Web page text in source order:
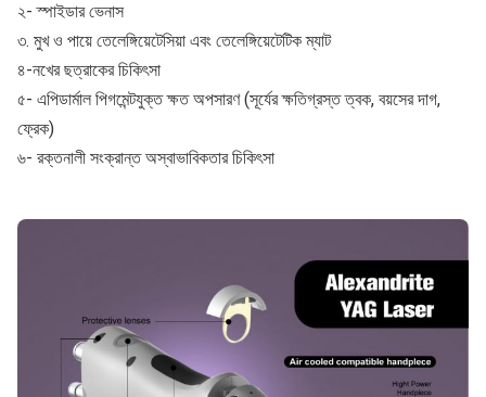
২- স্পাইডার ভেনাস
৩. মুখ ও পায়ে তেলেঙ্গিয়েটেসিয়া এবং তেলেঙ্গিয়েটেটিক ম্যাট
৪-নখের ছত্রাকের চিকিৎসা
৫- এপিডার্মাল পিগমেন্টযুক্ত ক্ষত অপসারণ (সূর্যের ক্ষতিগ্রস্ত ত্বক, বয়সের দাগ,
ফ্রেক)
৬- রক্তনালী সংক্রান্ত অস্বাভাবিকতার চিকিৎসা